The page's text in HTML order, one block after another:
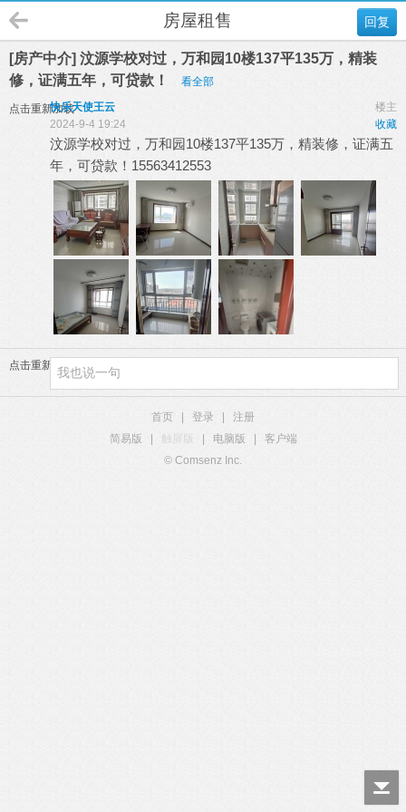
回复
房屋租售
[房产中介] 汶源学校对过，万和园10楼137平135万，精装
修，证满五年，可贷款！
看全部
点击重新加载 楼主
快乐天使王云
收藏
2024-9-4 19:24
汶源学校对过，万和园10楼137平135万，精装修，证满五
年，可贷款！15563412553
点击重新加载
首页 登录
注册
简易版
触屏版 电脑版
客户端
© Comsenz Inc.